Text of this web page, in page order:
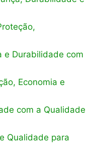
e Durabilidade com
Economia e
com a Qualidade
Qualidade para